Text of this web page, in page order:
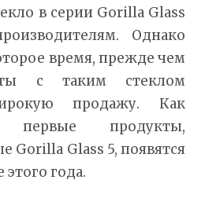
в серии Gorilla Glass
Однако
время, прежде чем
с таким стеклом
продажу. Как
первые продукты,
Gorilla Glass 5, появятся
года.